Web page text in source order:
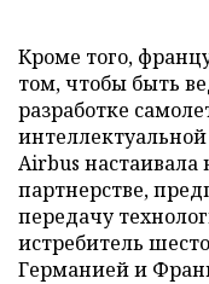
Кроме того,
том, чтобы быть
разработке
Airbus настаивала
партнерстве,
передачу
истребитель
Германией и